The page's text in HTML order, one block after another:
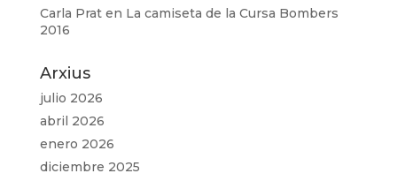
Carla Praten La camiseta de la Cursa Bombers
2016
Arxius
julio 2026
abril 2026
enero 2026
diciembre 2025